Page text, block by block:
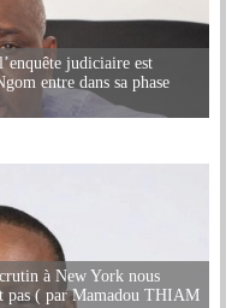
judiciaire est
entre dans sa phase
à New York nous
( par Mamadou THIAM